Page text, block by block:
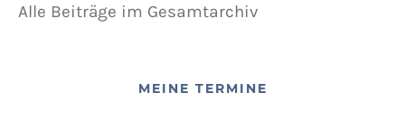
Alle Beiträge im Gesamtarchiv
MEINE TERMINE